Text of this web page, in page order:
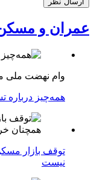
عمران و
وام نهضت ملی
همه‌چیز درباره تسهیلات
توقف بازار
نیست